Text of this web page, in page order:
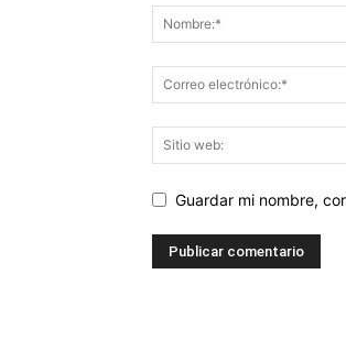
Guardar mi nombre,